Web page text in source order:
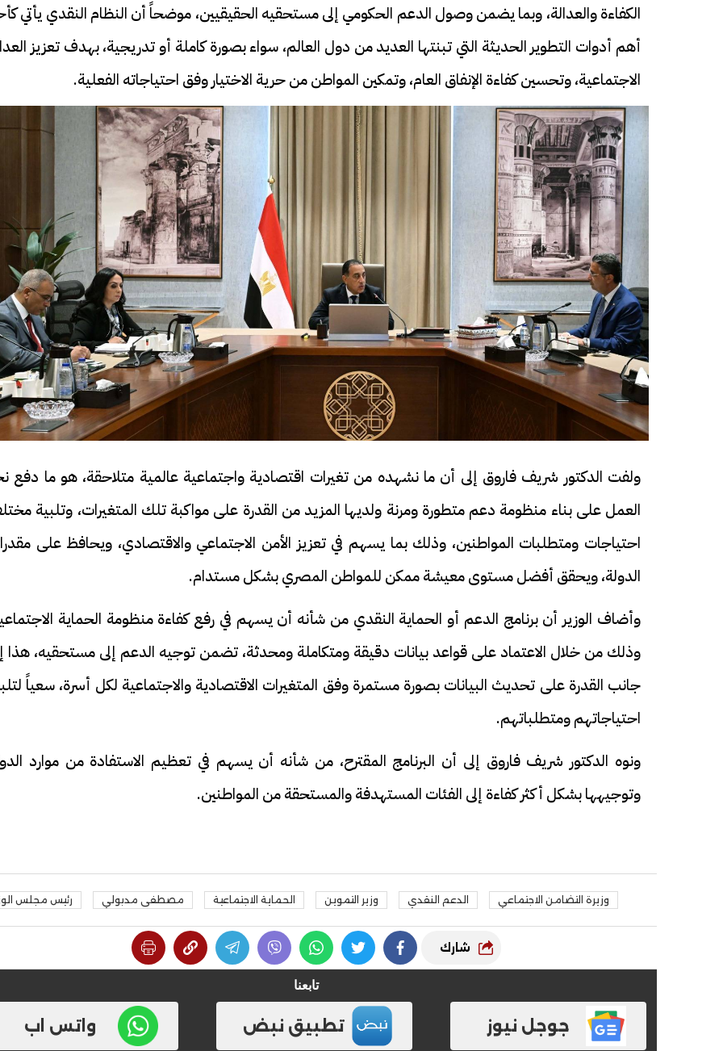
الكفاءة والعدالة، وبما يضمن وصول الدعم الحكومي إلى مستحقيه الحقيقيين، موضحاً أن النظام النقدي يأتي
أهم أدوات التطوير الحديثة التي تبنتها العديد من دول العالم، سواء بصورة كاملة أو تدريجية، بهدف تعزيز
الاجتماعية، وتحسين كفاءة الإنفاق العام، وتمكين المواطن من حرية الاختيار وفق احتياجاته الفعلية.
ولفت الدكتور شريف فاروق إلى أن ما نشهده من تغيرات اقتصادية واجتماعية عالمية متلاحقة، هو ما دفع
العمل على بناء منظومة دعم متطورة ومرنة ولديها المزيد من القدرة على مواكبة تلك المتغيرات، وتلبية
احتياجات ومتطلبات المواطنين، وذلك بما يسهم في تعزيز الأمن الاجتماعي والاقتصادي، ويحافظ على
الدولة، ويحقق أفضل مستوى معيشة ممكن للمواطن المصري بشكل مستدام.
وأضاف الوزير أن برنامج الدعم أو الحماية النقدي من شأنه أن يسهم في رفع كفاءة منظومة الحماية
وذلك من خلال الاعتماد على قواعد بيانات دقيقة ومتكاملة ومحدثة، تضمن توجيه الدعم إلى مستحقيه، هذا
جانب القدرة على تحديث البيانات بصورة مستمرة وفق المتغيرات الاقتصادية والاجتماعية لكل أسرة، سعياً
احتياجاتهم ومتطلباتهم.
ونوه الدكتور شريف فاروق إلى أن البرنامج المقترح، من شأنه أن يسهم في تعظيم الاستفادة من موارد
وتوجيهها بشكل أكثر كفاءة إلى الفئات المستهدفة والمستحقة من المواطنين.
وزيرة التضامن الاجتماعي الدعم النقدي وزير التموين الحماية الاجتماعية مصطفى مدبولي رئيس مجلس
شارك
تابعنا
جوجل نيوز تطبيق نبض واتس اب
الوداع الأخير.. دفن جثامين الضحايا
الأربعة بقرية السعدية في الفيوم
فيديو
افتتاح أكبر صرح ديني في القوصية..
تحفة معمارية بتكلفة تجاوزت 20
مليون جنيه
فيديو
ابني بطل وفخورة بيه.. أول ظهور
عماد سائق التريلا مع والدته بعد
تصدره التريند| فيديو